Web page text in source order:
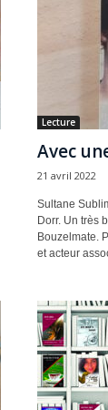
Lecture
Avec
21 avril 2022
Sultane
Dorr. Un très
Bouzelmate.
et acteur